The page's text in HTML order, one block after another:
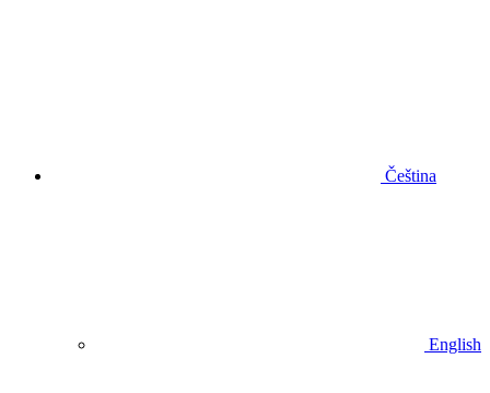
Čeština
English